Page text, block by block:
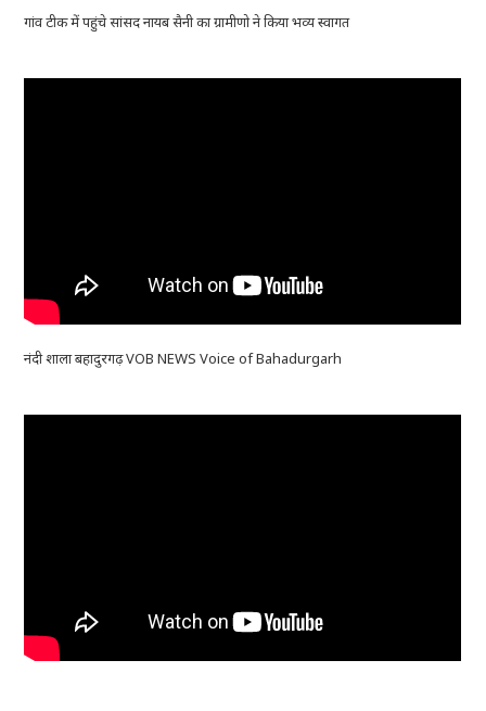
गांव टीक में पहुंचे सांसद नायब सैनी का ग्रामीणो ने किया भव्य स्वागत
नंदी शाला बहादुरगढ़ VOB NEWS Voice of Bahadurgarh